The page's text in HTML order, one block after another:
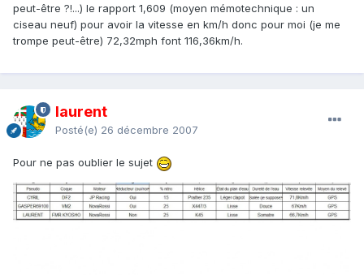
peut-être ?!...) le rapport 1,609 (moyen mémotechnique : un
ciseau neuf) pour avoir la vitesse en km/h donc pour moi (je me
trompe peut-être) 72,32mph font 116,36km/h.
laurent
Posté(e) 26 décembre 2007
Pour ne pas oublier le sujet